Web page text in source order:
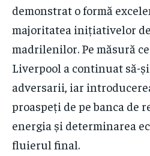
demonstrat o formă
majoritatea inițiativelor
madrilenilor. Pe măsură
Liverpool a continuat să-
adversarii, iar
proaspeți de pe banca de
energia și determinarea
fluierul final.